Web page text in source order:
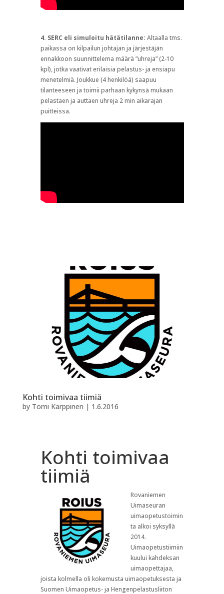
4. SERC eli simuloitu hätätilanne: Altaalla tms.
paikassa on kilpailun johtajan ja järjestäjän
ennakkoon suunnittelema määrä ”uhreja” (2-10
kpl), jotka vaativat erilaisia pelastus- ja ensiapu
menetelmiä. Joukkue (4 henkilöä) saapuu
tilanteeseen ja toimii parhaan kykynsä mukaan
pelastaen ja auttaen uhreja 2 min aikarajan
puitteissa.
Kohti toimivaa tiimiä
by Tomi Karppinen | 1.6.2016
Kohti toimivaa
tiimiä
Rovaniemen
Uimaseuran
uimaopetustoimin
ta alkoi syksyllä
2014.
Uimaopetustiimiin
kuului kahdeksan
uimaopettajaa,
joista kolmella oli kokemusta uimaopetuksesta ja
Suomen Uimaopetus- ja Hengenpelastusliiton